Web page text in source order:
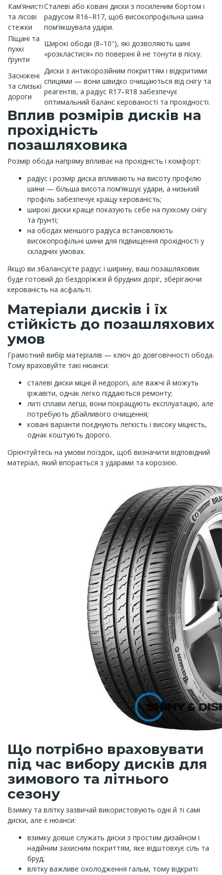
Кам’янисті
та лісові
стежки
Сталеві або ковані диски з посиленим бортом і
радіусом R16–R17, щоб високопрофільна шина
пом’якшувала удари.
Піщані та
пухкі
ґрунти
Широкі ободи (8–10''), які дозволяють шині
«розкластися» по поверхні й не тонути в піску.
Засніжені
та слизькі
дороги
Диски з антикорозійним покриттям і відкритими
спицями — вони швидко очищаються від снігу та
реагентів, а радіус R17–R18 забезпечує
оптимальний баланс керованості та прохідності.
Вплив розмірів дисків на
прохідність
позашляховика
Розмір обода напряму впливає на прохідність і комфорт:
радіус і розмір диска впливають на висоту профілю
шини — більша висота пом’якшує удари, а низький
профіль забезпечує кращу керованість;
широкі диски краще показують себе на пухкому снігу
та ґрунті;
на ободах меншого радіуса встановлюють
високопрофільні шини для підвищення прохідності у
складних умовах.
Якщо ви збалансуєте радіус і ширину, ваш позашляховик
буде готовий до бездоріжжя й брудних доріг, зберігаючи
керованість на асфальті.
Матеріали дисків і їх
стійкість до позашляхових
умов
Грамотний вибір матеріалів — ключ до довговічності обода.
Тому враховуйте такі нюанси:
сталеві диски міцні й недорогі, але важчі й можуть
іржавіти, однак легко піддаються ремонту;
литі сплави легші, вони покращують експлуатацію, але
потребують дбайливого очищення;
ковані варіанти поєднують легкість і високу міцність,
однак коштують дорого.
Орієнтуйтесь на умови поїздок, щоб визначити відповідний
матеріал, який впорається з ударами та корозією.
Що потрібно враховувати
під час вибору дисків для
зимового та літнього
сезону
Взимку та влітку зазвичай використовують одні й ті самі
диски, але є нюанси:
взимку довше служать диски з простим дизайном і
надійним захисним покриттям, яке відштовхує сіль та
бруд;
влітку важливе охолодження гальм, тому відкриті